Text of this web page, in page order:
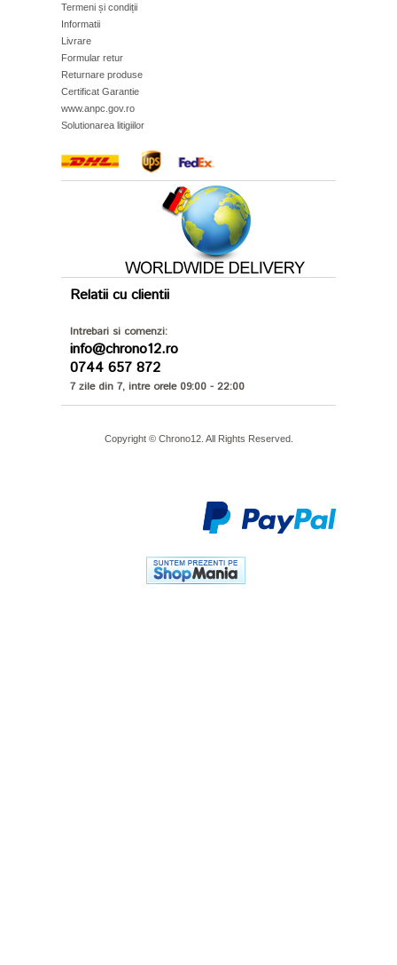
Termeni și condiții
Informatii
Livrare
Formular retur
Returnare produse
Certificat Garantie
www.anpc.gov.ro
Solutionarea litigiilor
Relatii cu clientii
Intrebari si comenzi:
info@chrono12.ro
0744 657 872
7 zile din 7, intre orele 09:00 - 22:00
Copyright © Chrono12. All Rights Reserved.